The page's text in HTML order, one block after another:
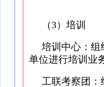
（3）培训
培训中心：组
单位进行培训业
工联考察团：